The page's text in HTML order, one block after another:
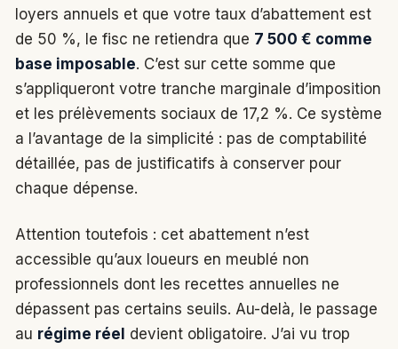
loyers annuels et que votre taux d’abattement est
de 50 %, le fisc ne retiendra que 7 500 € comme
base imposable. C’est sur cette somme que
s’appliqueront votre tranche marginale d’imposition
et les prélèvements sociaux de 17,2 %. Ce système
a l’avantage de la simplicité : pas de comptabilité
détaillée, pas de justificatifs à conserver pour
chaque dépense.
Attention toutefois : cet abattement n’est
accessible qu’aux loueurs en meublé non
professionnels dont les recettes annuelles ne
dépassent pas certains seuils. Au-delà, le passage
au régime réel devient obligatoire. J’ai vu trop